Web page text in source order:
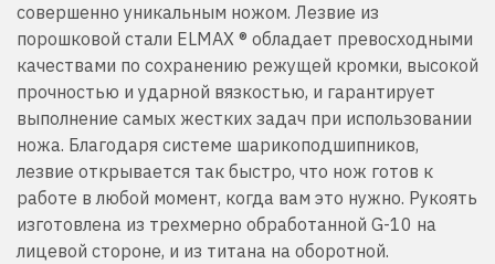
совершенно уникальным ножом. Лезвие из
порошковой стали ELMAX ® обладает превосходными
качествами по сохранению режущей кромки, высокой
прочностью и ударной вязкостью, и гарантирует
выполнение самых жестких задач при использовании
ножа. Благодаря системе шарикоподшипников,
лезвие открывается так быстро, что нож готов к
работе в любой момент, когда вам это нужно. Рукоять
изготовлена из трехмерно обработанной G-10 на
лицевой стороне, и из титана на оборотной.